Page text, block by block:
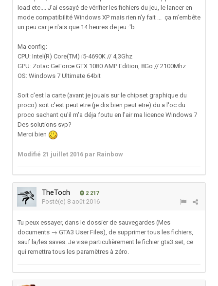
load etc.... J'ai essayé de vérifier les fichiers du jeu, le lancer en
mode compatibilité Windows XP mais rien n'y fait ... ça m’embête
un peu car je n'ais que 14 heures de jeu :'b
Ma config:
CPU: Intel(R) Core(TM) i5-4690K // 4,3Ghz
GPU: Zotac GeForce GTX 1080 AMP Edition, 8Go // 2100Mhz
OS: Windows 7 Ultimate 64bit
Soit c'est la carte (avant je jouais sur le chipset graphique du
proco) soit c'est peut etre (je dis bien peut etre) du a l'oc du
proco sachant qu'il m'a déja foutu en l'air ma licence Windows 7
Des solutions svp?
Merci bien
Modifié 21 juillet 2016 par Rainbow
TheToch 2 217
Posté(e) 8 août 2016
Tu peux essayer, dans le dossier de sauvegardes (Mes
documents → GTA3 User Files), de supprimer tous les fichiers,
sauf la/les saves. Je vise particulièrement le fichier gta3.set, ce
qui remettra tous les paramètres à zéro.